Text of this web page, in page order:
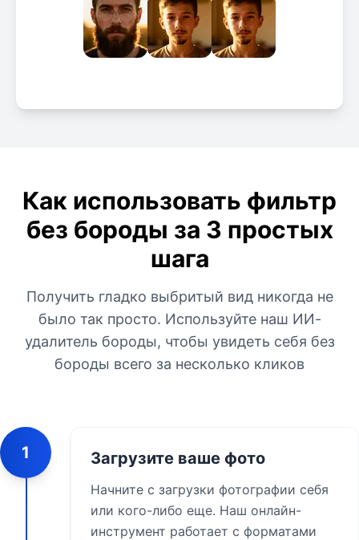
Как использовать фильтр
без бороды за 3 простых
шага
Получить гладко выбритый вид никогда не
было так просто. Используйте наш ИИ-
удалитель бороды, чтобы увидеть себя без
бороды всего за несколько кликов
1 Загрузите ваше фото
Начните с загрузки фотографии себя
или кого-либо еще. Наш онлайн-
инструмент работает с форматами